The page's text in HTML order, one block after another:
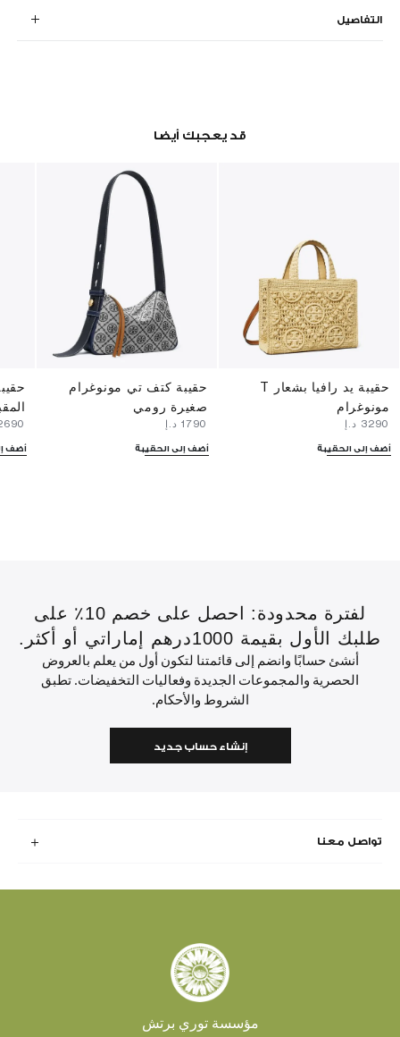
التفاصيل
قد يعجبك أيضا
حقيبة يد رافيا بشعار T
مونوغرام
أضف إلى الحقيبة
حقيبة كتف تي مونوغرام
صغيرة رومي
أضف إلى الحقيبة أضف
لفترة محدودة: احصل على خصم 10٪ على
طلبك الأول بقيمة 1000درهم إماراتي أو أكثر.
أنشئ حسابًا وانضم إلى قائمتنا لتكون أول من يعلم بالعروض
الحصرية والمجموعات الجديدة وفعاليات التخفيضات. تطبق
الشروط والأحكام.
إنشاء حساب جديد
تواصل معنا
مؤسسة توري برتش